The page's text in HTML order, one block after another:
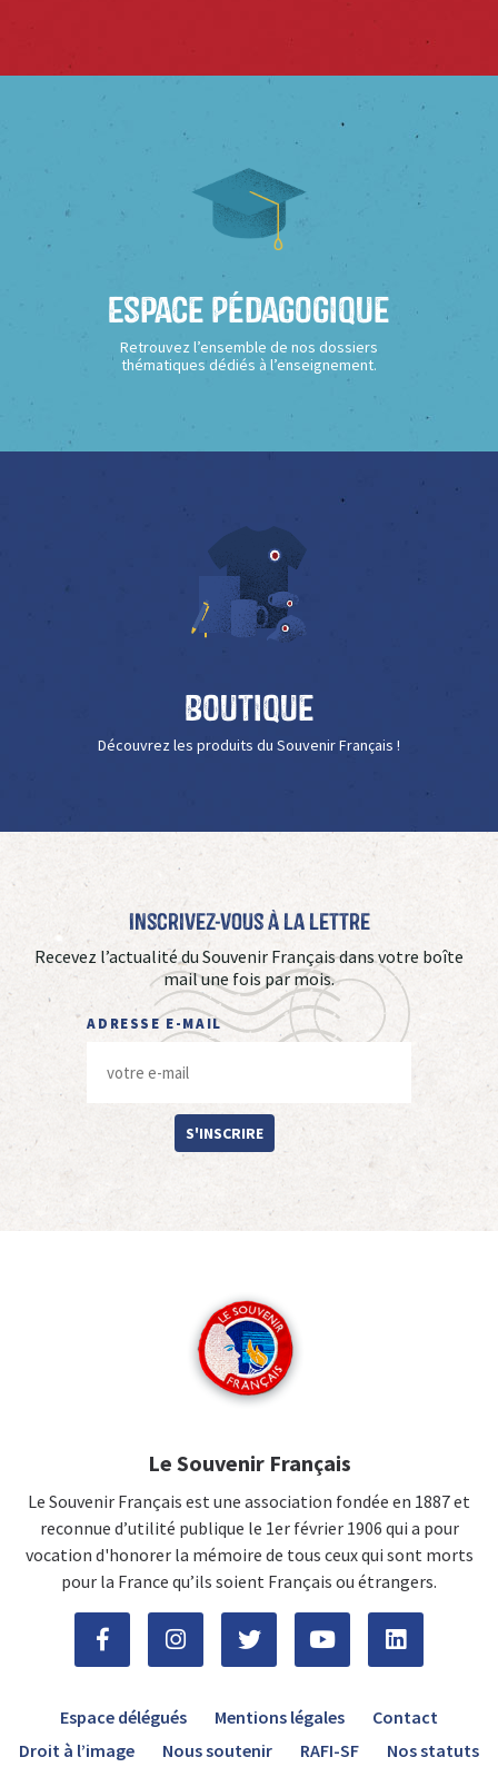
Espace Pédagogique
Retrouvez l’ensemble de nos dossiers
thématiques dédiés à l’enseignement.
Boutique
Découvrez les produits du Souvenir Français !
Inscrivez-vous à La Lettre
Recevez l’actualité du Souvenir Français dans votre boîte
mail une fois par mois.
ADRESSE E-MAIL
S'INSCRIRE
Le Souvenir Français
Le Souvenir Français est une association fondée en 1887 et
reconnue d’utilité publique le 1er février 1906 qui a pour
vocation d'honorer la mémoire de tous ceux qui sont morts
pour la France qu’ils soient Français ou étrangers.
Espace délégués Mentions légales
Contact
Droit à l’image
Nous soutenir RAFI-SF Nos statuts